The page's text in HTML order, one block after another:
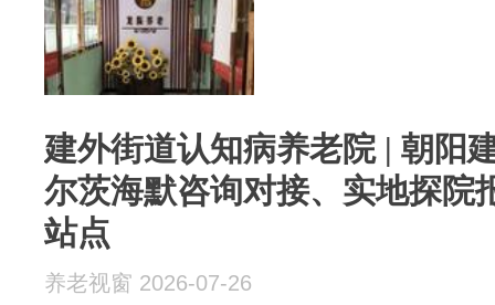
建外街道认知病养老院 | 朝阳
尔茨海默咨询对接、实地探院
站点
养老视窗 2026-07-26